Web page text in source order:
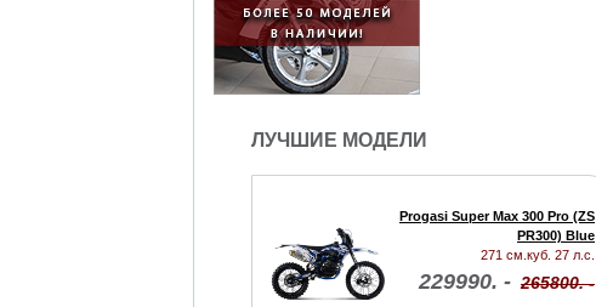
ЛУЧШИЕ МОДЕЛИ
Progasi Super Max 300 Pro (ZS
PR300) Blue
271 см.куб. 27 л.с.
229990. - 265800. -